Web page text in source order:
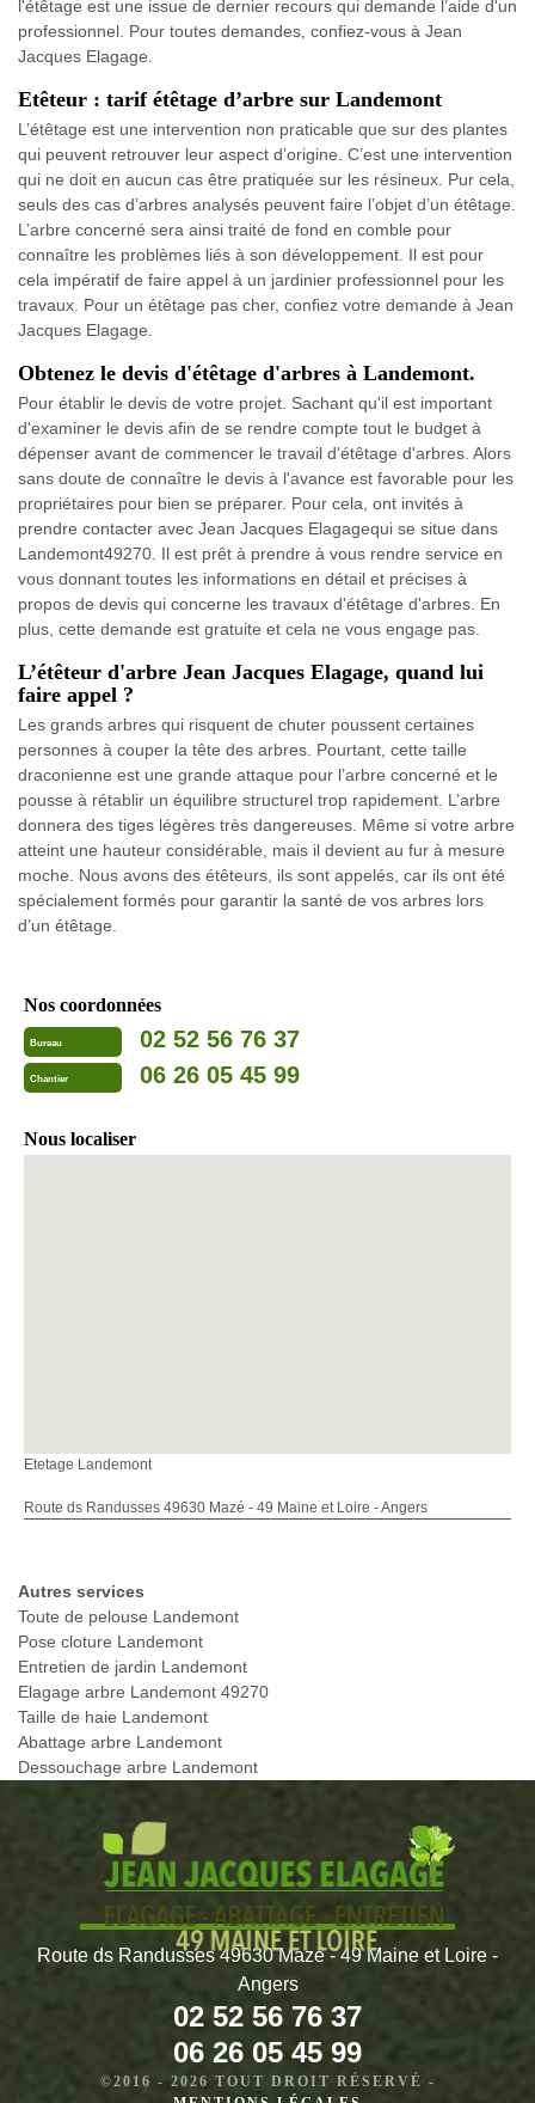
l'étêtage est une issue de dernier recours qui demande l’aide d'un
professionnel. Pour toutes demandes, confiez-vous à Jean
Jacques Elagage.
Etêteur : tarif étêtage d’arbre sur Landemont
L’étêtage est une intervention non praticable que sur des plantes
qui peuvent retrouver leur aspect d’origine. C’est une intervention
qui ne doit en aucun cas être pratiquée sur les résineux. Pur cela,
seuls des cas d’arbres analysés peuvent faire l’objet d’un étêtage.
L’arbre concerné sera ainsi traité de fond en comble pour
connaître les problèmes liés à son développement. Il est pour
cela impératif de faire appel à un jardinier professionnel pour les
travaux. Pour un étêtage pas cher, confiez votre demande à Jean
Jacques Elagage.
Obtenez le devis d'étêtage d'arbres à Landemont.
Pour établir le devis de votre projet. Sachant qu'il est important
d'examiner le devis afin de se rendre compte tout le budget à
dépenser avant de commencer le travail d'étêtage d'arbres. Alors
sans doute de connaître le devis à l'avance est favorable pour les
propriétaires pour bien se préparer. Pour cela, ont invités à
prendre contacter avec Jean Jacques Elagagequi se situe dans
Landemont49270. Il est prêt à prendre à vous rendre service en
vous donnant toutes les informations en détail et précises à
propos de devis qui concerne les travaux d'étêtage d'arbres. En
plus, cette demande est gratuite et cela ne vous engage pas.
L’étêteur d'arbre Jean Jacques Elagage, quand lui
faire appel ?
Les grands arbres qui risquent de chuter poussent certaines
personnes à couper la tête des arbres. Pourtant, cette taille
draconienne est une grande attaque pour l’arbre concerné et le
pousse à rétablir un équilibre structurel trop rapidement. L’arbre
donnera des tiges légères très dangereuses. Même si votre arbre
atteint une hauteur considérable, mais il devient au fur à mesure
moche. Nous avons des étêteurs, ils sont appelés, car ils ont été
spécialement formés pour garantir la santé de vos arbres lors
d’un étêtage.
Nos coordonnées
Bureau 02 52 56 76 37
Chantier 06 26 05 45 99
Nous localiser
Etetage Landemont
Route ds Randusses 49630 Mazé - 49 Maine et Loire - Angers
Autres services
Toute de pelouse Landemont
Pose cloture Landemont
Entretien de jardin Landemont
Elagage arbre Landemont 49270
Taille de haie Landemont
Abattage arbre Landemont
Dessouchage arbre Landemont
Route ds Randusses 49630 Mazé - 49 Maine et Loire -
Angers
02 52 56 76 37
06 26 05 45 99
©2016 - 2026 TOUT DROIT RÉSERVÉ -